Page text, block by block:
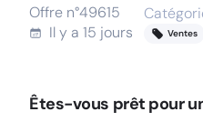
Offre n°49615
Il y a 15 jours Ventes
Êtes-vous prêt pour